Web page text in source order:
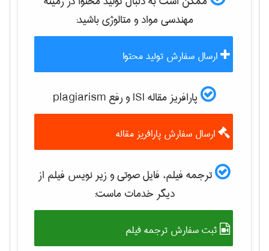
مهندسی مواد و متالوژیباشید:
ارسال سفارش تولید محتوا
پارافریز مقاله ISI و رفع plagiarism
ارسال سفارش پارافریز مقاله
ترجمه فیلم، فایل صوتی و زیر نویس فیلم از
دیگر خدمات ماست:
ثبت سفارش ترجمه فیلم